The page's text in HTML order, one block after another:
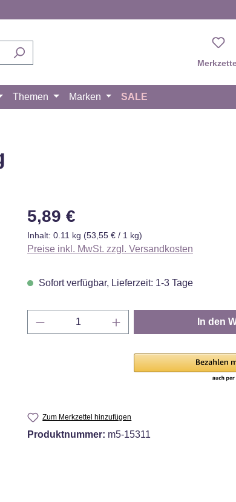
Themen Marken SALE
Regulärer Preis:
5,89 €
Inhalt: 0.11 kg (53,55 € / 1 kg)
Preise inkl. MwSt. zzgl. Versandkosten
Sofort verfügbar, Lieferzeit: 1-3 Tage
Produkt Anzahl: Gib den In den
Zum Merkzettel hinzufügen
Produktnummer: m5-15311